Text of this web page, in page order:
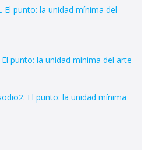
El punto: la unidad mínima del
El punto: la unidad mínima del arte
El punto: la unidad mínima